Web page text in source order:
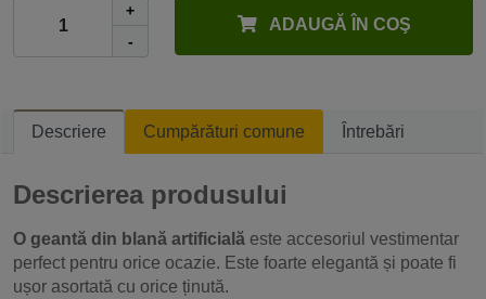
+
-
ADAUGĂ ÎN COŞ
Descriere Cumpărături comune Întrebări
Descrierea produsului
O geantă din blană artificială este accesoriul vestimentar
perfect pentru orice ocazie. Este foarte elegantă și poate fi
ușor asortată cu orice ținută.